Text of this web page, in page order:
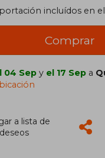
incluídos en
Comprar
04 Sep y el 17 Sep a
a lista de
deseos